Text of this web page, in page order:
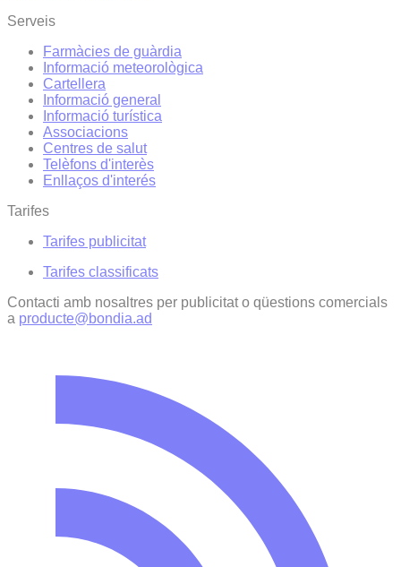
Serveis
Farmàcies de guàrdia
Informació meteorològica
Cartellera
Informació general
Informació turística
Associacions
Centres de salut
Telèfons d'interès
Enllaços d'interés
Tarifes
Tarifes publicitat
Tarifes classificats
Contacti amb nosaltres per publicitat o qüestions comercials
a producte@bondia.ad